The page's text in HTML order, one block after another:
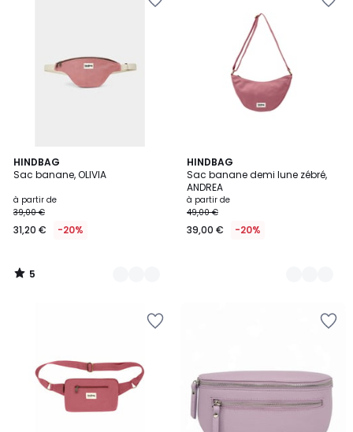
HINDBAG
Sac banane, OLIVIA
à partir de
39,00 €
31,20 € -20%
5
/
17
Couleurs
5
/
HINDBAG
Sac banane demi lune zébré,
ANDREA
à partir de
49,00 €
39,00 € -20%
17
Couleurs